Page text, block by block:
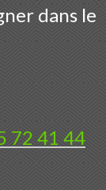
dans le
72 41 44